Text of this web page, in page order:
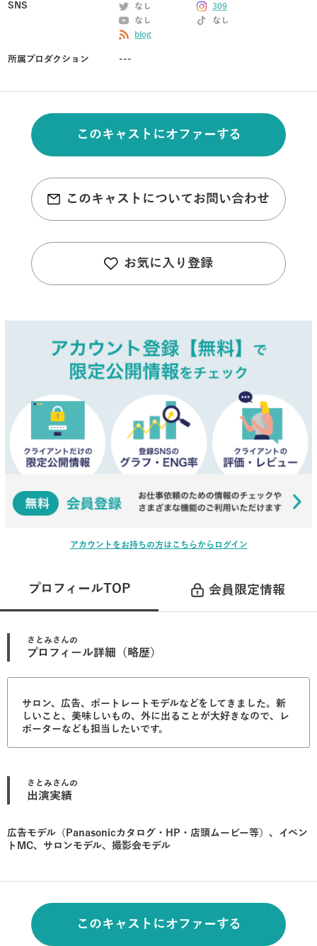
SNS
なし
309
なし
なし
blog
所属プロダクション ---
このキャストにオファーする
このキャストについてお問い合わせ
お気に入り登録
アカウントをお持ちの方はこちらからログイン
プロフィールTOP 会員限定情報
さとみさんの
プロフィール詳細（略歴）
サロン、広告、ポートレートモデルなどをしてきました。新
しいこと、美味しいもの、外に出ることが大好きなので、レ
ポーターなども担当したいです。
さとみさんの
出演実績
広告モデル（Panasonicカタログ・HP・店頭ムービー等）、イベン
トMC、サロンモデル、撮影会モデル
このキャストにオファーする